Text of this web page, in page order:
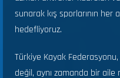
sunarak kış sporlarının her
hedefliyoruz.
Türkiye Kayak
değil, aynı zamanda bir aile